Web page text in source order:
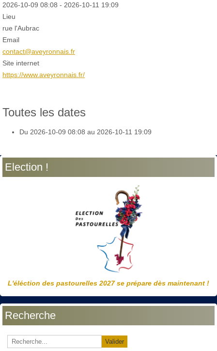
2026-10-09 08:08 - 2026-10-11 19:09
Lieu
rue l'Aubrac
Email
contact@aveyronnais.fr
Site internet
https://www.aveyronnais.fr/
Toutes les dates
Du 2026-10-09 08:08 au 2026-10-11 19:09
Election !
L'éléction des pastourelles 2027 se prépare dès maintenant !
Recherche
Valider